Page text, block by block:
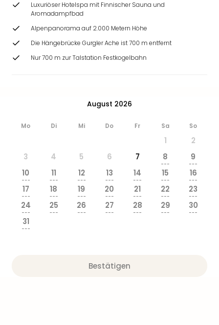
Luxuriöser Hotelspa mit Finnischer Sauna und
Aromadampfbad
Alpenpanorama auf 2.000 Metern Höhe
Die Hängebrücke Gurgler Ache ist 700 m entfernt
Nur 700 m zur Talstation Festkogelbahn
August 2026
Mo Di Mi Do Fr Sa So
1
2
3
4 5 6 7 8
---
9
---
10
---
11
---
12
---
13
---
14
---
15
---
16
---
17
---
18
---
19
---
20
---
21
---
22
---
23
---
24
---
25
---
26
---
27
---
28
---
29
---
30
---
31
---
Bestätigen